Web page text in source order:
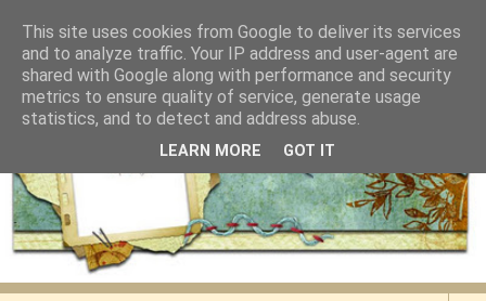
This site uses cookies from Google to deliver its services
and to analyze traffic. Your IP address and user-agent are
shared with Google along with performance and security
metrics to ensure quality of service, generate usage
statistics, and to detect and address abuse.
LEARN MORE GOT IT